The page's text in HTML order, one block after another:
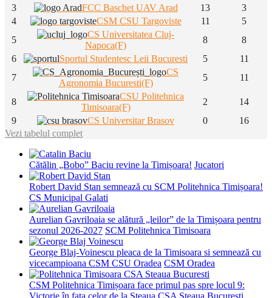
3
FCC Baschet UAV Arad 13
3
4
CSM CSU Targoviste 11
5
5
CS Universitatea Cluj-
Napoca(F)
8
8
6
Sportul Studentesc Leii Bucuresti 5
11
7
CS
Agronomia Bucuresti(F)
5 11
8
CSU Politehnica
Timisoara(F)
2
14
9
CS Universitar Brasov 0
16
Vezi tabelul complet
Cătălin „Bobo” Baciu revine la Timișoara! Jucatori
Robert David Stan semnează cu SCM Politehnica Timișoara!
CS Municipal Galati
Aurelian Gavriloaia se alătură „leilor” de la Timișoara pentru
sezonul 2026-2027 SCM Politehnica Timisoara
George Blaj-Voinescu pleaca de la Timisoara si semnează cu
vicecampioana CSM CSU Oradea CSM Oradea
CSM Politehnica Timișoara face primul pas spre locul 9:
Victorie în fața celor de la Steaua CSA Steaua Bucuresti